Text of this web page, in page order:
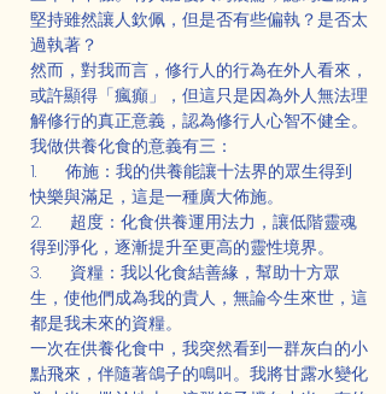
堅持雖然讓人欽佩，但是否有些偏執？是否太
過執著？
然而，對我而言，修行人的行為在外人看來，
或許顯得「瘋癲」，但這只是因為外人無法理
解修行的真正意義，認為修行人心智不健全。
我做供養化食的意義有三：
1.      佈施：我的供養能讓十法界的眾生得到
快樂與滿足，這是一種廣大佈施。
2.      超度：化食供養運用法力，讓低階靈魂
得到淨化，逐漸提升至更高的靈性境界。
3.      資糧：我以化食結善緣，幫助十方眾
生，使他們成為我的貴人，無論今生來世，這
都是我未來的資糧。
一次在供養化食中，我突然看到一群灰白的小
點飛來，伴隨著鴿子的鳴叫。我將甘露水變化